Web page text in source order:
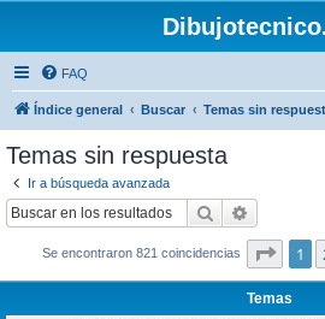
FAQ
Índice general Buscar Temas sin
Temas sin respuesta
Ir a búsqueda avanzada
Buscar
Se encontraron 821 coincidencias 1
Temas